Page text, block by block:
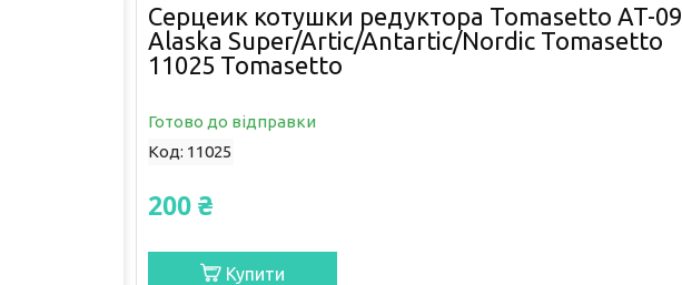
Серцеик котушки редуктора Tomasetto AT-09
Alaska Super/Artic/Antartic/Nordic Tomasetto
11025 Tomasetto
Готово до відправки
Код: 11025
200 ₴
Купити